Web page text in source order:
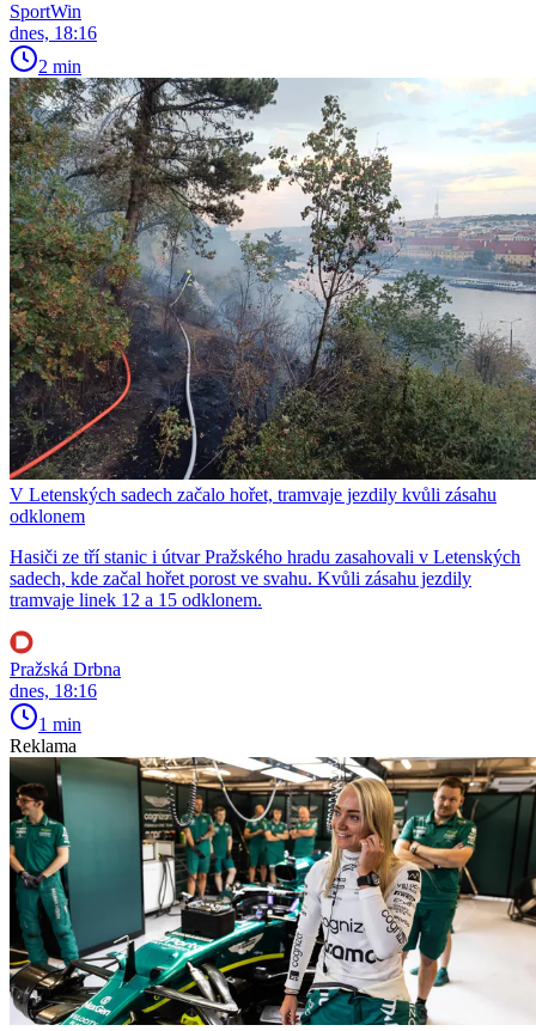
SportWin
dnes, 18:16
2 min
V Letenských sadech začalo hořet, tramvaje jezdily kvůli zásahu
odklonem
Hasiči ze tří stanic i útvar Pražského hradu zasahovali v Letenských
sadech, kde začal hořet porost ve svahu. Kvůli zásahu jezdily
tramvaje linek 12 a 15 odklonem.
Pražská Drbna
dnes, 18:16
1 min
Reklama